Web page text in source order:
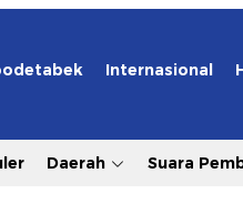
Internasional
Daerah Suara